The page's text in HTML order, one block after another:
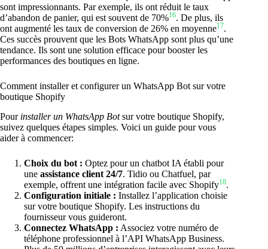
sont impressionnants. Par exemple, ils ont réduit le taux
d’abandon de panier, qui est souvent de 70%16. De plus, ils
ont augmenté les taux de conversion de 26% en moyenne17.
Ces succès prouvent que les Bots WhatsApp sont plus qu’une
tendance. Ils sont une solution efficace pour booster les
performances des boutiques en ligne.
Comment installer et configurer un WhatsApp Bot sur votre
boutique Shopify
Pour installer un WhatsApp Botsur votre boutique Shopify,
suivez quelques étapes simples. Voici un guide pour vous
aider à commencer:
Choix du bot : Optez pour un chatbot IA établi pour
une assistance client 24/7. Tidio ou Chatfuel, par
exemple, offrent une intégration facile avec Shopify18.
Configuration initiale : Installez l’application choisie
sur votre boutique Shopify. Les instructions du
fournisseur vous guideront.
Connectez WhatsApp : Associez votre numéro de
téléphone professionnel à l’API WhatsApp Business.